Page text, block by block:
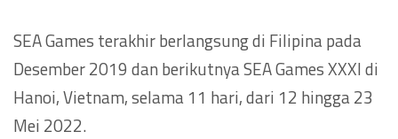
SEA Games terakhir berlangsung di Filipina pada
Desember 2019 dan berikutnya SEA Games XXXI di
Hanoi, Vietnam, selama 11 hari, dari 12 hingga 23
Mei 2022.